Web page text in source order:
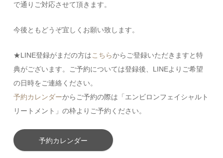
で通りご対応させて頂きます。
今後ともどうぞ宜しくお願い致します。
★LINE登録がまだの方はこちらからご登録いただきますと特
典がございます。ご予約については登録後、LINEよりご希望
の日時をご連絡ください。
予約カレンダーからご予約の際は「エンビロンフェイシャルト
リートメント」の枠よりご予約ください。
予約カレンダー